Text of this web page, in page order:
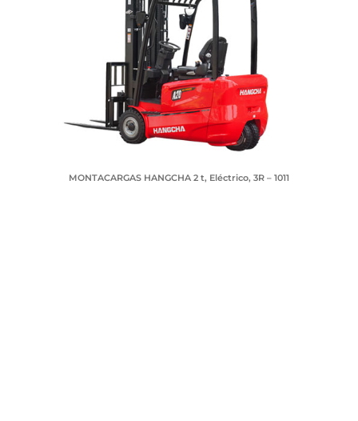
MONTACARGAS HANGCHA 2 t, Eléctrico, 3R – 1011